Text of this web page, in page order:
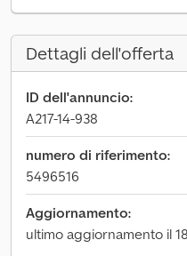
Dettagli dell'offerta
ID dell'annuncio:
A217-14-938
numero di riferimento:
5496516
Aggiornamento:
ultimo aggiornamento il